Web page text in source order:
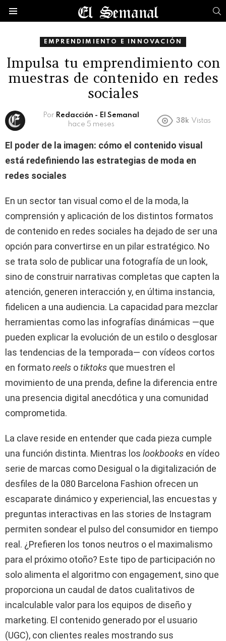
EMPRENDIMIENTO E INNOVACIÓN
Impulsa tu emprendimiento con
muestras de contenido en redes
sociales
Por Redacción - El Semanal
hace 5 meses
38k Vistas
El poder de la imagen: cómo el contenido visual
está redefiniendo las estrategias de moda en
redes sociales
En un sector tan visual como el de la moda, la
comprensión y aplicación de los distintos formatos
de contenido en redes sociales ha dejado de ser una
opción para convertirse en un pilar estratégico. No
se trata solo de publicar una fotografía de un look,
sino de construir narrativas completas que capten la
atención, generen interacción y, en última instancia,
fidelicen a una audiencia. La capacidad para mezclar
herramientas como las infografías dinámicas —que
pueden explicar la evolución de un estilo o desglosar
las tendencias de la temporada— con vídeos cortos
en formatoreels otiktoks que muestren el
movimiento de una prenda, define la diferencia entre
una presencia digital anecdótica y una comunidad
comprometida.
La clave reside en entender que cada pieza cumple
una función distinta. Mientras los lookbooks en vídeo
serie de marcas como Desigual o la digitalización de
desfiles de la 080 Barcelona Fashion ofrecen un
escaparate dinámico y experiencial, las encuestas y
preguntas interactivas en las stories de Instagram
permiten sondear el pulso del consumidor en tiempo
real. ¿Prefieren los tonos neutros o el maximalismo
para el próximo otoño? Este tipo de participación no
solo alimenta el algoritmo con engagement, sino que
proporciona un caudal de datos cualitativos de
incalculable valor para los equipos de diseño y
marketing. El contenido generado por el usuario
(UGC), con clientes reales mostrando sus